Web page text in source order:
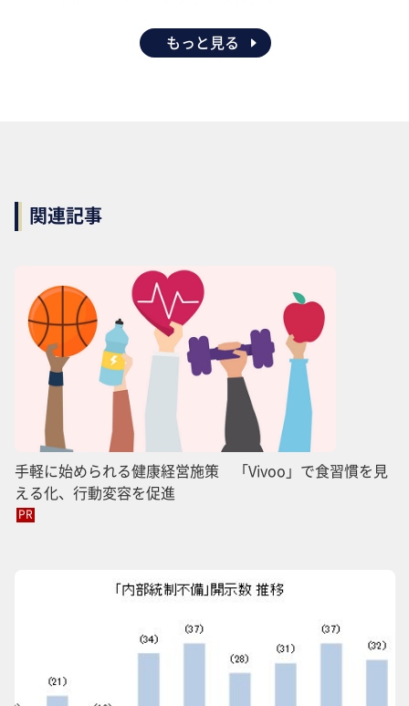
もっと見る
関連記事
手軽に始められる健康経営施策 「Vivoo」で食習慣を見
える化、行動変容を促進
PR